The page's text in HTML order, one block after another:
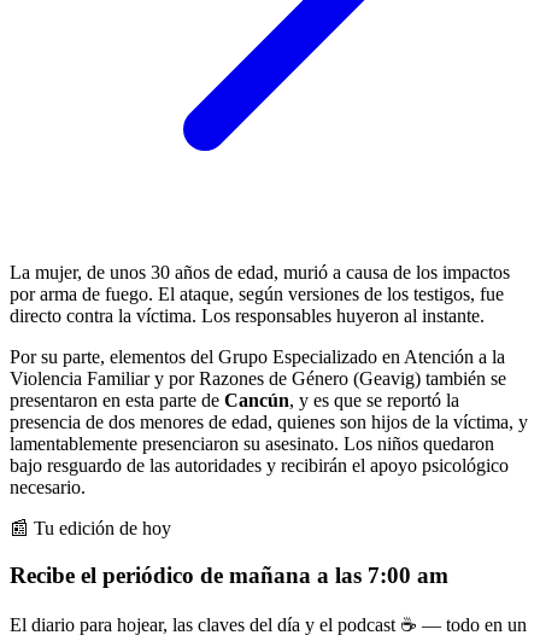
La mujer, de unos 30 años de edad, murió a causa de los impactos
por arma de fuego. El ataque, según versiones de los testigos, fue
directo contra la víctima. Los responsables huyeron al instante.
Por su parte, elementos del Grupo Especializado en Atención a la
Violencia Familiar y por Razones de Género (Geavig) también se
presentaron en esta parte de Cancún, y es que se reportó la
presencia de dos menores de edad, quienes son hijos de la víctima, y
lamentablemente presenciaron su asesinato. Los niños quedaron
bajo resguardo de las autoridades y recibirán el apoyo psicológico
necesario.
📰 Tu edición de hoy
Recibe el periódico de mañana a las 7:00 am
El diario para hojear, las claves del día y el podcast ☕ — todo en un